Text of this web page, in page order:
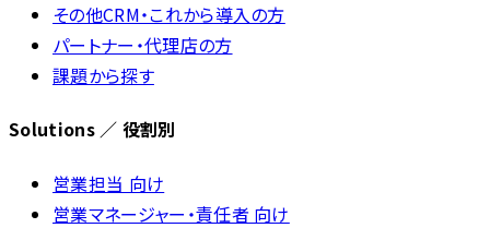
その他CRM・これから導入の方
パートナー・代理店の方
課題から探す
Solutions ／ 役割別
営業担当 向け
営業マネージャー・責任者 向け